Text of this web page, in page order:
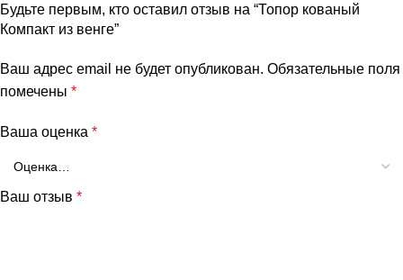
Будьте первым, кто оставил отзыв на “Топор кованый
Компакт из венге”
Ваш адрес email не будет опубликован. Обязательные поля
помечены *
Ваша оценка *
Ваш отзыв *